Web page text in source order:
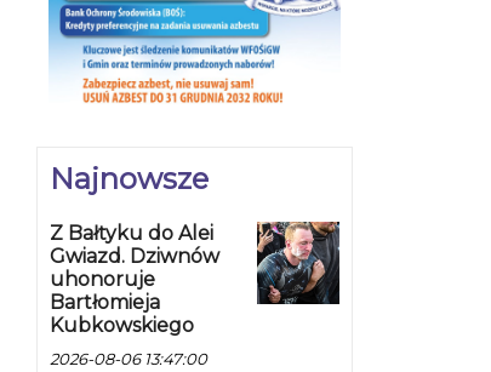
Najnowsze
Z Bałtyku do Alei
Gwiazd. Dziwnów
uhonoruje
Bartłomieja
Kubkowskiego
2026-08-06 13:47:00